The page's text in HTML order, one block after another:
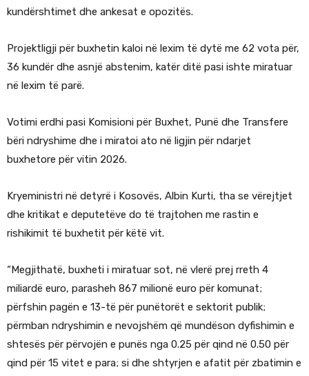
kundërshtimet dhe ankesat e opozitës.
Projektligji për buxhetin kaloi në lexim të dytë me 62 vota për,
36 kundër dhe asnjë abstenim, katër ditë pasi ishte miratuar
në lexim të parë.
Votimi erdhi pasi Komisioni për Buxhet, Punë dhe Transfere
bëri ndryshime dhe i miratoi ato në ligjin për ndarjet
buxhetore për vitin 2026.
Kryeministri në detyrë i Kosovës, Albin Kurti, tha se vërejtjet
dhe kritikat e deputetëve do të trajtohen me rastin e
rishikimit të buxhetit për këtë vit.
“Megjithatë, buxheti i miratuar sot, në vlerë prej rreth 4
miliardë euro, parasheh 867 milionë euro për komunat;
përfshin pagën e 13-të për punëtorët e sektorit publik;
përmban ndryshimin e nevojshëm që mundëson dyfishimin e
shtesës për përvojën e punës nga 0.25 për qind në 0.50 për
qind për 15 vitet e para; si dhe shtyrjen e afatit për zbatimin e